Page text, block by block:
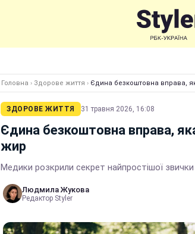
Головна › Здорове життя › Єдина безкоштовна вправа,
ЗДОРОВЕ ЖИТТЯ 31 травня 2026, 16:08
Єдина безкоштовна вправа,
жир
Медики розкрили секрет найпростішої
Людмила Жукова
Редактор Styler